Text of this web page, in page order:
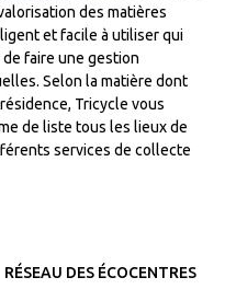
des matières
et facile à utiliser qui
faire une gestion
Selon la matière dont
Tricycle vous
de liste tous les lieux de
services de collecte
RÉSEAU DES ÉCOCENTRES